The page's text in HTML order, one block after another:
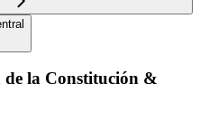
la Constitución &